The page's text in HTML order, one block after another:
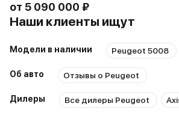
от 5 090 000 ₽
Наши клиенты ищут
Модели в наличии Peugeot 5008
Об авто Отзывы о Peugeot
Дилеры Все дилеры Peugeot